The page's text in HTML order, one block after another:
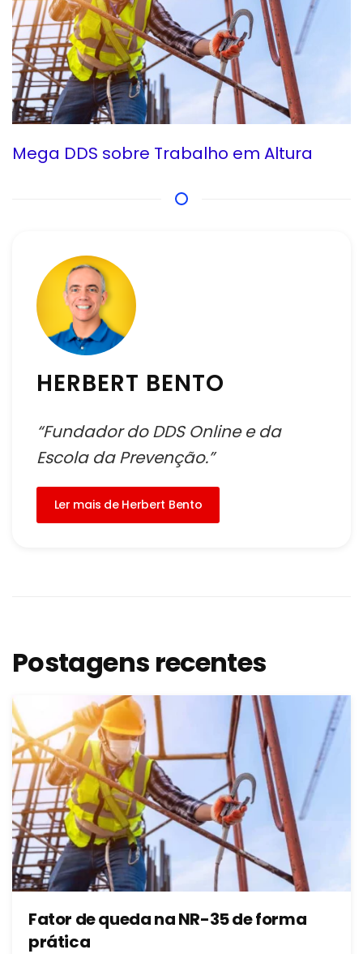
Mega DDS sobre Trabalho em Altura
HERBERT BENTO
“Fundador do DDS Online e da
Escola da Prevenção.”
Ler mais de Herbert Bento
Postagens recentes
Fator de queda na NR-35 de forma
prática